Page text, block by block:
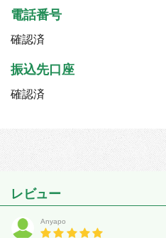
電話番号
確認済
振込先口座
確認済
レビュー
Anyapo